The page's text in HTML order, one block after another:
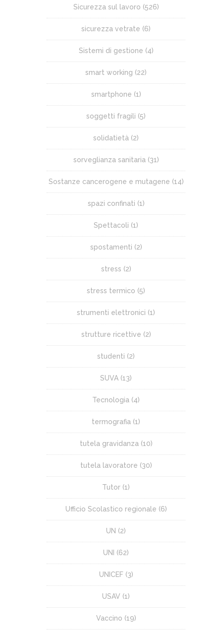
Sicurezza sul lavoro (526)
sicurezza vetrate (6)
Sistemi di gestione (4)
smart working (22)
smartphone (1)
soggetti fragili (5)
solidatietà (2)
sorveglianza sanitaria (31)
Sostanze cancerogene e mutagene (14)
spazi confinati (1)
Spettacoli (1)
spostamenti (2)
stress (2)
stress termico (5)
strumenti elettronici (1)
strutture ricettive (2)
studenti (2)
SUVA (13)
Tecnologia (4)
termografia (1)
tutela gravidanza (10)
tutela lavoratore (30)
Tutor (1)
Ufficio Scolastico regionale (6)
UN (2)
UNI (62)
UNICEF(3)
USAV (1)
Vaccino (19)